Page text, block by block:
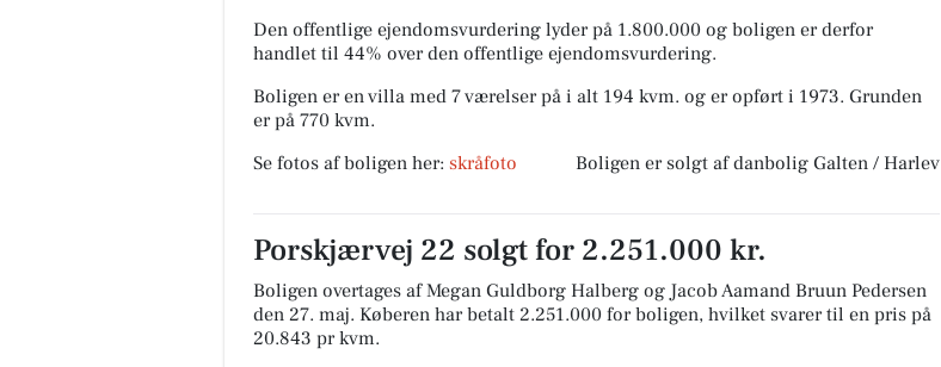
Den offentlige ejendomsvurdering lyder på 1.800.000 og boligen er derfor
handlet til 44% over den offentlige ejendomsvurdering.
Boligen er en villa med 7 værelser på i alt 194 kvm. og er opført i 1973. Grunden
er på 770 kvm.
Se fotos af boligen her: skråfoto Boligen er solgt af danbolig Galten / Harlev
Porskjærvej 22 solgt for 2.251.000 kr.
Boligen overtages af Megan Guldborg Halberg og Jacob Aamand Bruun Pedersen
den 27. maj. Køberen har betalt 2.251.000 for boligen, hvilket svarer til en pris på
20.843 pr kvm.